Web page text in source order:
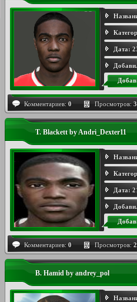
Дата:
Комментариев: 0 Просмотров:
T. Blackett by Andri_Dexter11
Дата:
Комментариев: 0 Просмотров:
B. Hamid by andrey_pol